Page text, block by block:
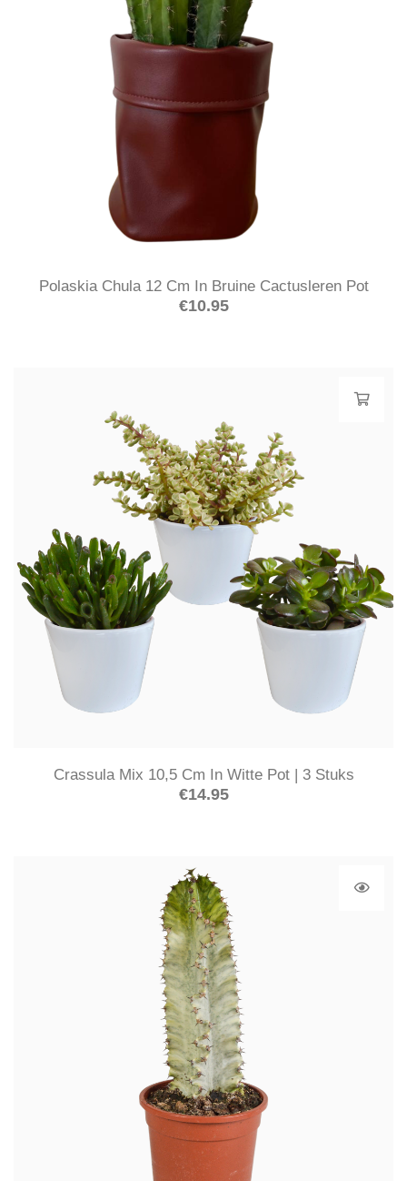
Polaskia Chula 12 Cm In Bruine Cactusleren Pot
€10.95
Crassula Mix 10,5 Cm In Witte Pot | 3 Stuks
€14.95